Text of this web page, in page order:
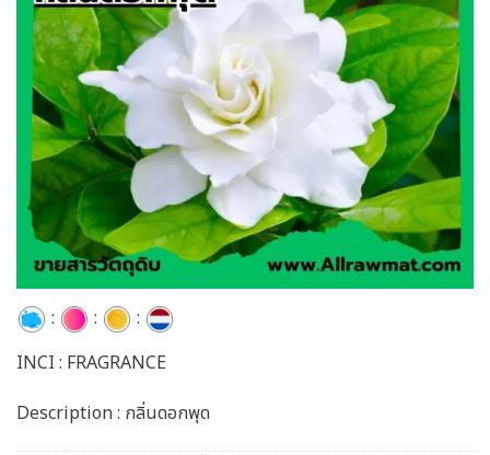
: :
:
INCI : FRAGRANCE
Description: กลิ่นดอกพุด